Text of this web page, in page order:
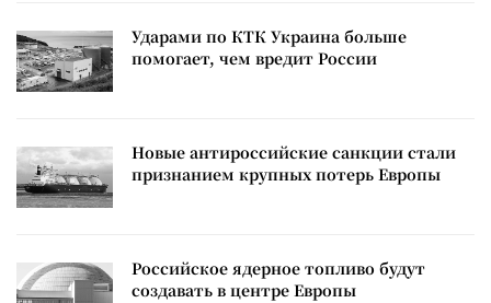
Ударами по КТК Украина больше
помогает, чем вредит России
Новые антироссийские санкции стали
признанием крупных потерь Европы
Российское ядерное топливо будут
создавать в центре Европы